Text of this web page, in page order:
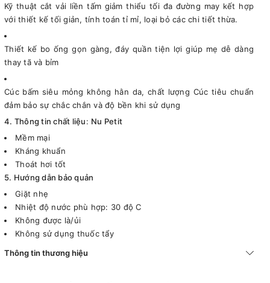
Kỹ thuật cắt vải liền tấm giảm thiểu tối đa đường may kết hợp
với thiết kế tối giản, tính toán tỉ mỉ, loại bỏ các chi tiết thừa.
Thiết kế bo ống gọn gàng, đáy quần tiện lợi giúp mẹ dễ dàng
thay tã và bỉm
Cúc bấm siêu mỏng không hằn da, chất lượng Cúc tiêu chuẩn
đảm bảo sự chắc chắn và độ bền khi sử dụng
4. Thông tin chất liệu: Nu Petit
Mềm mại
Kháng khuẩn
Thoát hơi tốt
5. Hướng dẫn bảo quản
Giặt nhẹ
Nhiệt độ nước phù hợp: 30 độ C
Không được là/ủi
Không sử dụng thuốc tẩy
Thông tin thương hiệu